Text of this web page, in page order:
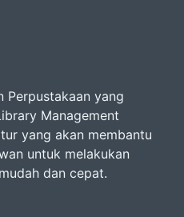
Perpustakaan yang
Management
yang akan membantu
untuk melakukan
dan cepat.